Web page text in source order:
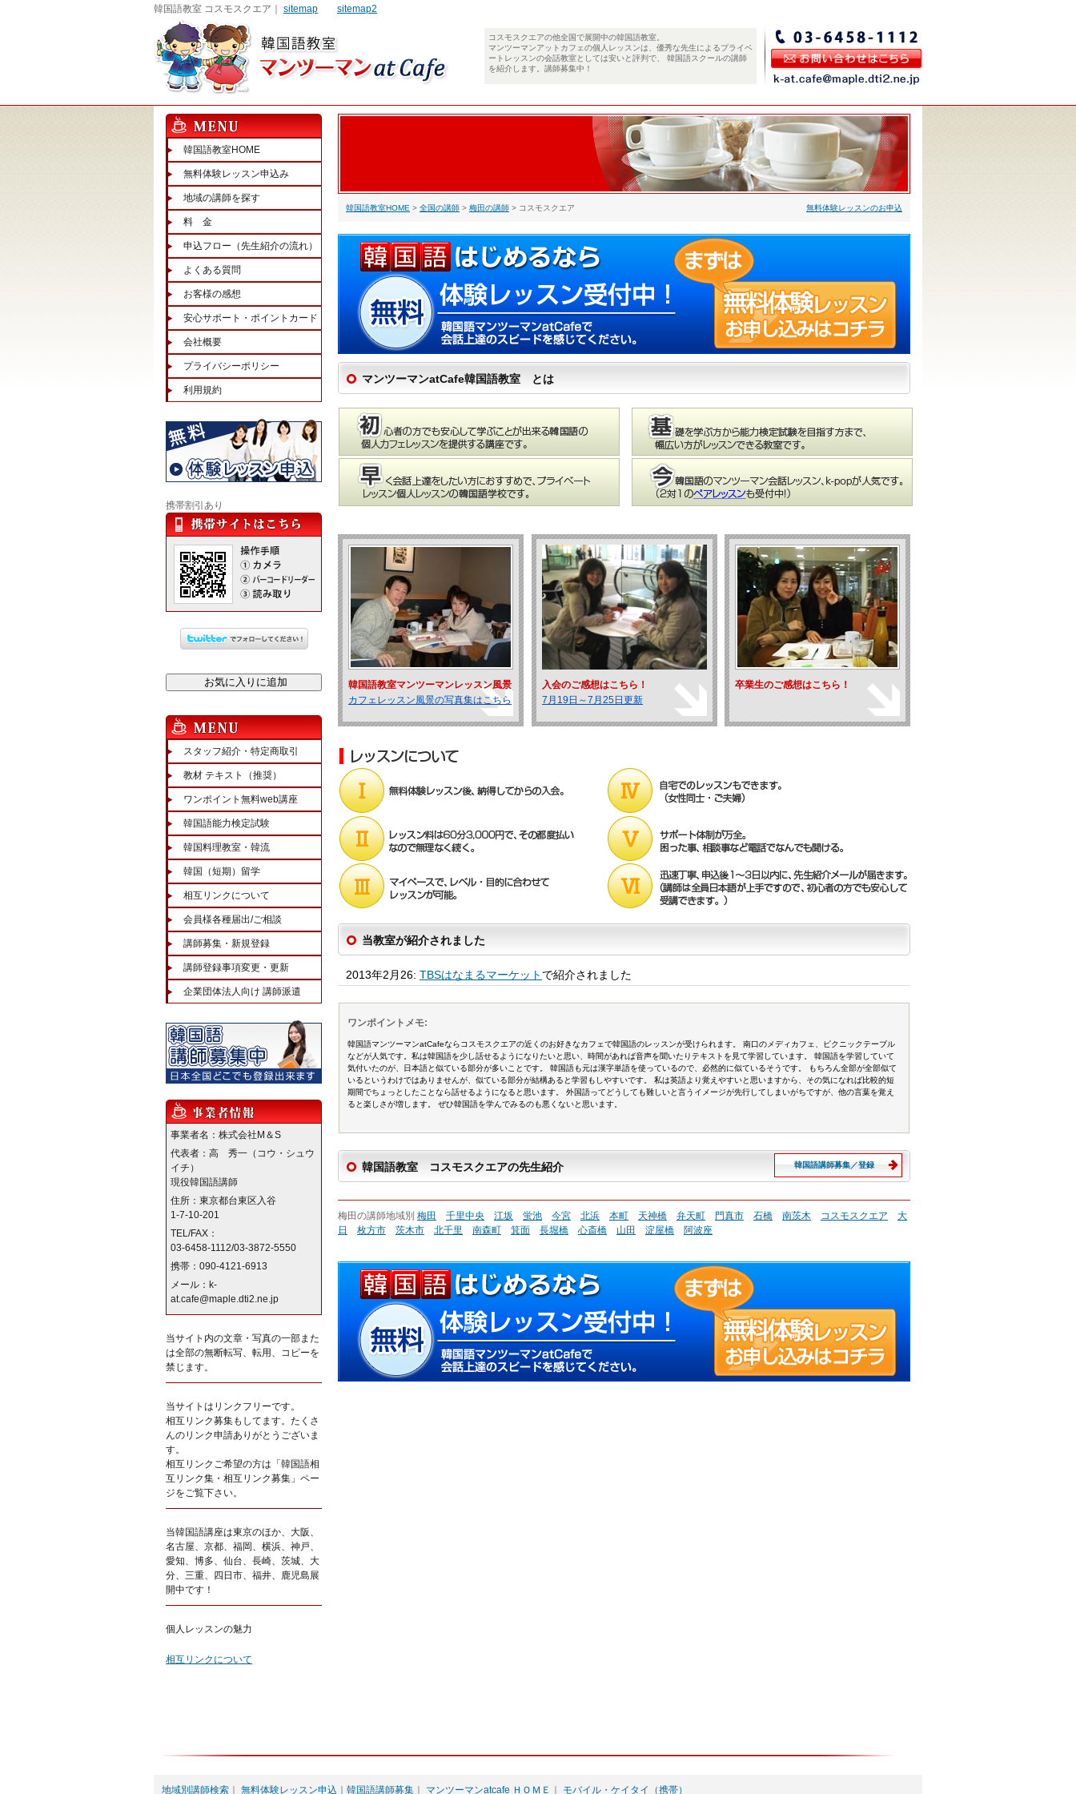
韓国語教室 コスモスクエア｜ sitemap sitemap2
コスモスクエアの他全国で展開中の韓国語教室。
マンツーマンアットカフェの個人レッスンは、優秀な先生によるプライベ
ートレッスンの会話教室としては安いと評判で、 韓国語スクールの講師
を紹介します。講師募集中！
韓国語教室HOME > 全国の講師 > 梅田の講師 > コスモスクエア 無料体験レッスンのお申込
マンツーマンatCafe韓国語教室 とは
韓国語教室マンツーマンレッスン風景
カフェレッスン風景の写真集はこちら
入会のご感想はこちら！
7月19日～7月25日更新
卒業生のご感想はこちら！
当教室が紹介されました
2013年2月26: TBSはなまるマーケット で紹介されました
ワンポイントメモ:
韓国語マンツーマンatCafeならコスモスクエアの近くのお好きなカフェで韓国語のレッスンが受けられます。 南口のメディカフェ、ピクニックテーブル
などが人気です。私は韓国語を少し話せるようになりたいと思い、時間があれば音声を聞いたりテキストを見て学習しています。 韓国語を学習していて
気付いたのが、日本語と似ている部分が多いことです。 韓国語も元は漢字単語を使っているので、必然的に似ているそうです。 もちろん全部が全部似て
いるというわけではありませんが、似ている部分が結構あると学習もしやすいです。 私は英語より覚えやすいと思いますから、その気になれば比較的短
期間でちょっとしたことなら話せるようになると思います。 外国語ってどうしても難しいと言うイメージが先行してしまいがちですが、他の言葉を覚え
ると楽しさが増します。 ぜひ韓国語を学んでみるのも悪くないと思います。
韓国語教室 コスモスクエアの先生紹介 韓国語講師募集／登録
梅田の講師地域別 梅田 千里中央 江坂 蛍池 今宮 北浜 本町 天神橋 弁天町 門真市 石橋 南茨木 コスモスクエア
大
日
枚方市 茨木市 北千里 南森町 箕面 長堀橋 心斎橋 山田 淀屋橋 阿波座
韓国語教室HOME
無料体験レッスン申込み
地域の講師を探す
料 金
申込フロー（先生紹介の流れ）
よくある質問
お客様の感想
安心サポート・ポイントカード
会社概要
プライバシーポリシー
利用規約
携帯割引あり
スタッフ紹介・特定商取引
教材 テキスト（推奨）
ワンポイント無料web講座
韓国語能力検定試験
韓国料理教室・韓流
韓国（短期）留学
相互リンクについて
会員様各種届出/ご相談
講師募集・新規登録
講師登録事項変更・更新
企業団体法人向け 講師派遣
事業者名：株式会社M＆S
代表者：高 秀一（コウ・シュウ
イチ）
現役韓国語講師
住所：東京都台東区入谷
1-7-10-201
TEL/FAX：
03-6458-1112/03-3872-5550
携帯：090-4121-6913
メール：k-
at.cafe@maple.dti2.ne.jp
当サイト内の文章・写真の一部また
は全部の無断転写、転用、コピーを
禁じます。
当サイトはリンクフリーです。
相互リンク募集もしてます。たくさ
んのリンク申請ありがとうございま
す。
相互リンクご希望の方は「韓国語相
互リンク集・相互リンク募集」ペー
ジをご覧下さい。
当韓国語講座は東京のほか、大阪、
名古屋、京都、福岡、横浜、神戸、
愛知、博多、仙台、長崎、茨城、大
分、三重、四日市、福井、鹿児島展
開中です！
個人レッスンの魅力
相互リンクについて
地域別講師検索 無料体験レッスン申込 韓国語講師募集 マンツーマンatcafe ＨＯＭＥ モバイル・ケイタイ（携帯）